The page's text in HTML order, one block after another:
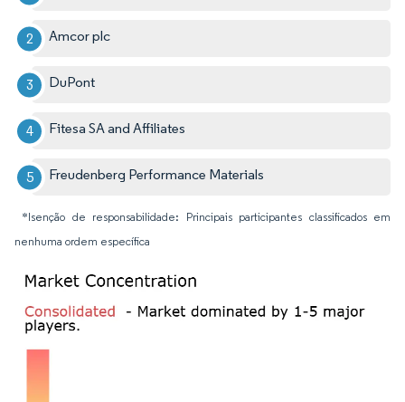
Amcor plc
DuPont
Fitesa SA and Affiliates
Freudenberg Performance Materials
*Isenção de responsabilidade: Principais participantes classificados em
nenhuma ordem específica